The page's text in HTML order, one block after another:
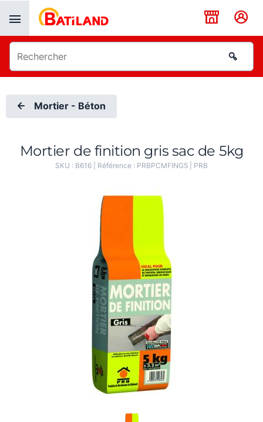
Mortier - Béton
Mortier de finition gris sac de 5kg
SKU : B616 | Référence : PRBPCMFING5 PRB
Panneau de gestion des cookies